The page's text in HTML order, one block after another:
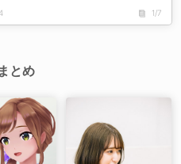
いようと思っているんです」
1/7
とめ